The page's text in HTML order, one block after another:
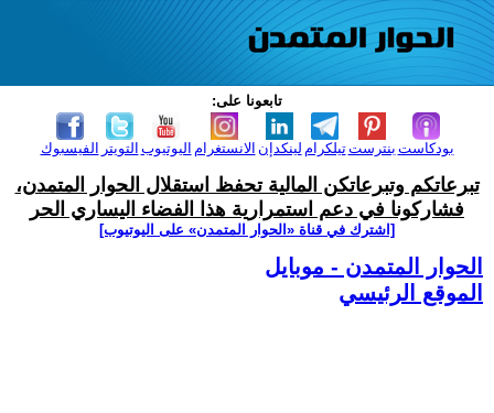
تابعونا على:
الفيسبوك التويتر اليوتيوب الانستغرام لينكدإن تيلكرامبنترست بودكاست
تبرعاتكم وتبرعاتكن المالية تحفظ استقلال الحوار المتمدن،
فشاركونا في دعم استمرارية هذا الفضاء اليساري الحر
[اشترك في قناة ‫«الحوار المتمدن» على اليوتيوب]
الحوار المتمدن - موبايل
الموقع الرئيسي